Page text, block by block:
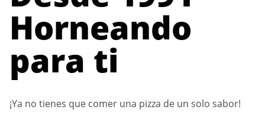
Horneando
para ti
¡Ya no tienes que comer una pizza de un solo sabor!